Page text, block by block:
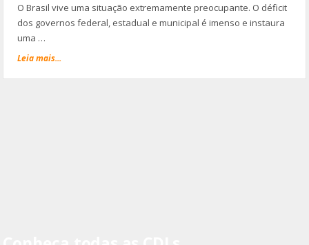
O Brasil vive uma situação extremamente preocupante. O déficit
dos governos federal, estadual e municipal é imenso e instaura
uma …
Leia mais...